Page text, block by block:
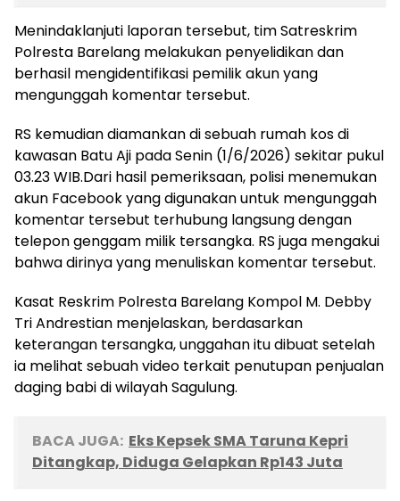
Menindaklanjuti laporan tersebut, tim Satreskrim
Polresta Barelang melakukan penyelidikan dan
berhasil mengidentifikasi pemilik akun yang
mengunggah komentar tersebut.
RS kemudian diamankan di sebuah rumah kos di
kawasan Batu Aji pada Senin (1/6/2026) sekitar pukul
03.23 WIB.Dari hasil pemeriksaan, polisi menemukan
akun Facebook yang digunakan untuk mengunggah
komentar tersebut terhubung langsung dengan
telepon genggam milik tersangka. RS juga mengakui
bahwa dirinya yang menuliskan komentar tersebut.
Kasat Reskrim Polresta Barelang Kompol M. Debby
Tri Andrestian menjelaskan, berdasarkan
keterangan tersangka, unggahan itu dibuat setelah
ia melihat sebuah video terkait penutupan penjualan
daging babi di wilayah Sagulung.
BACA JUGA: Eks Kepsek SMA Taruna Kepri
Ditangkap, Diduga Gelapkan Rp143 Juta